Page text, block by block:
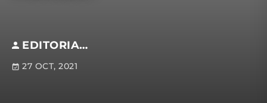
EDITORIAL S.M
27 OCT, 2021